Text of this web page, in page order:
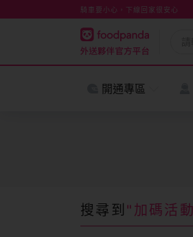
騎車要小心，下線回家很安心
開通專區
搜尋到 "加碼活